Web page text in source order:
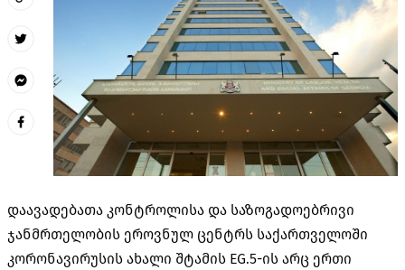
დაავადებათა კონტროლისა და საზოგადოებრივი
ჯანმრთელობის ეროვნულ ცენტრს საქართველოში
კორონავირუსის ახალი შტამის EG.5-ის არც ერთი